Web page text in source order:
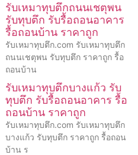
รับเหมาทุบตึกถนนเชตุพน
รับทุบตึก รับรื้อถอนอาคาร
รื้อถอนบ้าน ราคาถูก
รับเหมาทุบตึก.com รับเหมาทุบตึก
ถนนเชตุพน รับทุบตึก ราคาถูก รื้อ
ถอนบ้าน
รับเหมาทุบตึกบางแก้ว รับ
ทุบตึก รับรื้อถอนอาคาร รื้อ
ถอนบ้าน ราคาถูก
รับเหมาทุบตึก.com รับเหมาทุบตึก
บางแก้ว รับทุบตึก ราคาถูก รื้อถอน
บ้าน ร